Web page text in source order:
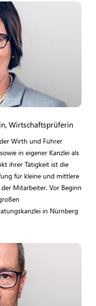
Wirtschaftsprüferin
Wirth und Führer
in eigener Kanzlei als
ihrer Tätigkeit ist die
für kleine und mittlere
Mitarbeiter. Vor Beginn
in Nürnberg